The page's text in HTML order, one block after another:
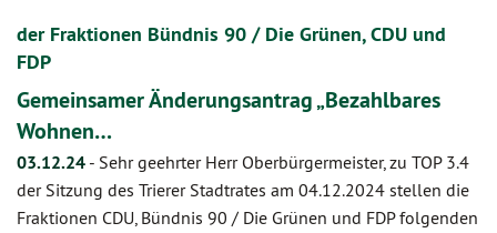
der Fraktionen Bündnis 90 / Die Grünen, CDU und
FDP
Gemeinsamer Änderungsantrag „Bezahlbares
Wohnen…
03.12.24 - Sehr geehrter Herr Oberbürgermeister, zu TOP 3.4
der Sitzung des Trierer Stadtrates am 04.12.2024 stellen die
Fraktionen CDU, Bündnis 90 / Die Grünen und FDP folgenden